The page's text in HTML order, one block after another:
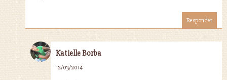
Responder
Katielle Borba
12/03/2014